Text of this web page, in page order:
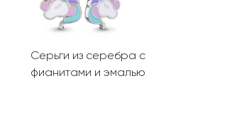
Серьги из серебра с
фианитами и эмалью